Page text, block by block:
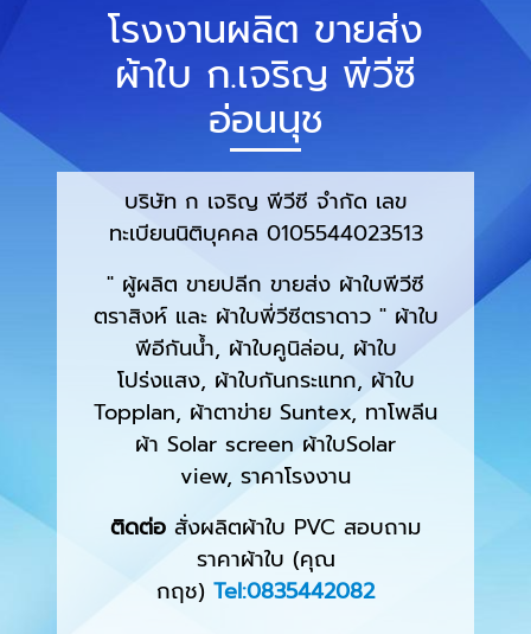
โรงงานผลิต ขายส่ง
ผ้าใบ ก.เจริญ พีวีซี
อ่อนนุช
บริษัท ก เจริญ พีวีซี จำกัด เลข
ทะเบียนนิติบุคคล 0105544023513
" ผู้ผลิต ขายปลีก ขายส่ง ผ้าใบพีวีซี
ตราสิงห์ และ ผ้าใบพี่วีซีตราดาว " ผ้าใบ
พีอีกันน้ำ, ผ้าใบคูนิล่อน, ผ้าใบ
โปร่งแสง, ผ้าใบกันกระแทก, ผ้าใบ
Topplan, ผ้าตาข่าย Suntex, ทาโพลีน
ผ้า Solar screen ผ้าใบSolar
view, ราคาโรงงาน
ติดต่อ สั่งผลิตผ้าใบ PVC สอบถาม
ราคาผ้าใบ (คุณ
กฤช) Tel:0835442082